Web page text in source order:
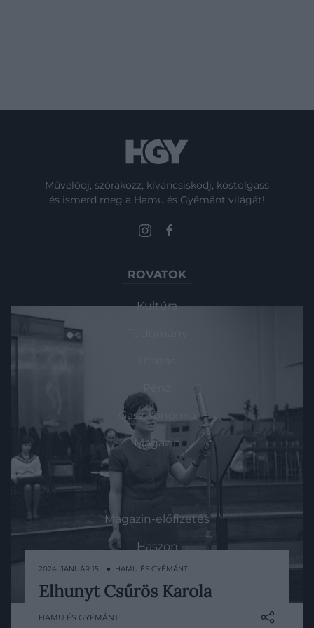
A Szomszédok című sorozatból ismert
színésznő 85 évet élt.
2024. JANUÁR 15. ● HAMU ÉS GYÉMÁNT
Elhunyt Csűrös Karola
HAMU ÉS GYÉMÁNT
Művelődj, szórakozz, kíváncsiskodj, kóstolgass
és ismerd meg a Hamu és Gyémánt világát!
ROVATOK
Kultúra
Gasztronómia
Magazin
HG MEDIA
Magazin-előfizetés
Haszon
In
Vince